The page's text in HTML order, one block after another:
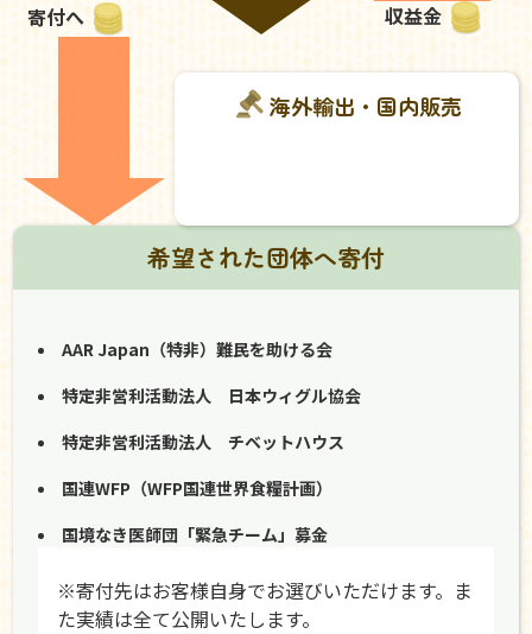
寄付へ
収益金
海外輸出・国内販売
希望された団体へ寄付
AAR Japan（特非）難民を助ける会
特定非営利活動法人 日本ウィグル協会
特定非営利活動法人 チベットハウス
国連WFP（WFP国連世界食糧計画）
国境なき医師団「緊急チーム」募金
※寄付先はお客様自身でお選びいただけます。ま
た実績は全て公開いたします。